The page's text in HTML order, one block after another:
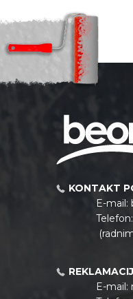
KONTAKT
E-mail:
Telefon:
E-mail: